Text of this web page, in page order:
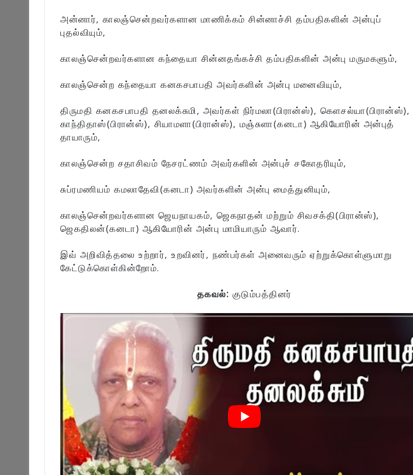
அன்னார், காலஞ்சென்றவர்களான மாணிக்கம் சின்னாச்சி தம்பதிகளின் அன்புப்
புதல்வியும்,
காலஞ்சென்றவர்களான கந்தையா சின்னதங்கச்சி தம்பதிகளின் அன்பு மருமகளும்,
காலஞ்சென்ற கந்தையா கனகசபாபதி அவர்களின் அன்பு மனைவியும்,
திருமதி கனகசபாபதி தனலக்சுமி, அவர்கள் நிர்மலா(பிரான்ஸ்), கௌசல்யா(பிரான்ஸ்),
காந்திதாஸ்(பிரான்ஸ்), சியாமளா(பிரான்ஸ்), மஞ்சுளா(கனடா) ஆகியோரின் அன்புத்
தாயாரும்,
காலஞ்சென்ற சதாசிவம் நேசரட்ணம் அவர்களின் அன்புச் சகோதரியும்,
சுப்ரமணியம் கமலாதேவி(கனடா) அவர்களின் அன்பு மைத்துனியும்,
காலஞ்சென்றவர்களான ஜெயநாயகம், ஜெகநாதன் மற்றும் சிவசக்தி(பிரான்ஸ்),
ஜெகதிலன்(கனடா) ஆகியோரின் அன்பு மாமியாரும் ஆவார்.
இவ் அறிவித்தலை உற்றார், உறவினர், நண்பர்கள் அனைவரும் ஏற்றுக்கொள்ளுமாறு
கேட்டுக்கொள்கின்றோம்.
தகவல்: குடும்பத்தினர்